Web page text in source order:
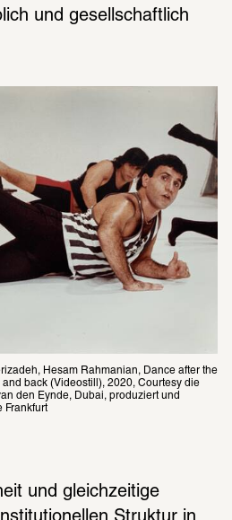
und gesellschaftlich
Hesam Rahmanian, Dance after the
and back (Videostill), 2020, Courtesy die
den Eynde, Dubai, produziert und
Frankfurt
und gleichzeitige